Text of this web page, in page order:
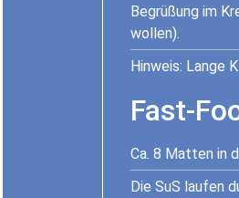
Begrüßung im
wollen).
Hinweis: Lange
Fast-
Ca. 8 Matten in
Die SuS laufen